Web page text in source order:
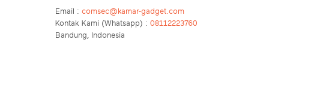
Email : comsec@kamar-gadget.com
Kontak Kami (Whatsapp) : 08112223760
Bandung, Indonesia